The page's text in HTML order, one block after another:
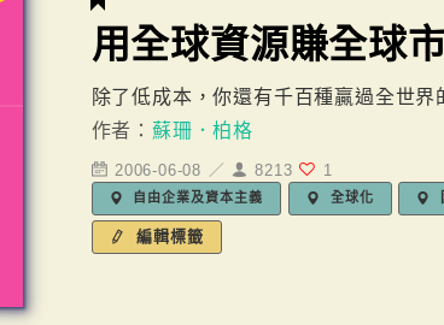
用全球資源賺全球
除了低成本，你還有千百種贏過全世界
作者： 蘇珊．柏格
2006-06-08 ／ 8213 1
自由企業及資本主義 全球化
編輯標籤